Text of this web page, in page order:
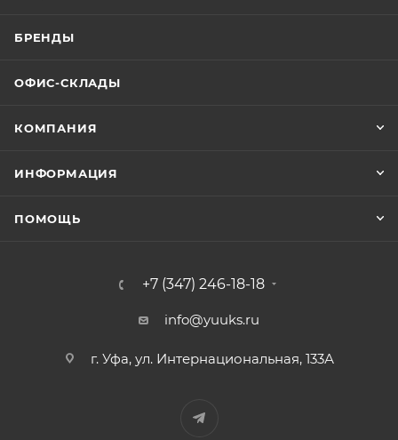
БРЕНДЫ
ОФИС-СКЛАДЫ
КОМПАНИЯ
ИНФОРМАЦИЯ
ПОМОЩЬ
+7 (347) 246-18-18
info@yuuks.ru
г. Уфа, ул. Интернациональная, 133А